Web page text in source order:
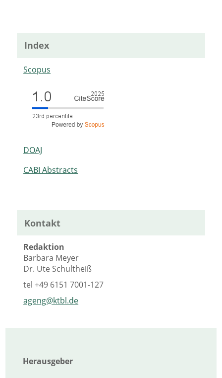
Index
Scopus
DOAJ
CABI Abstracts
Kontakt
Redaktion
Barbara Meyer
Dr. Ute Schultheiß
tel+49 6151 7001-127
ageng@ktbl.de
Herausgeber